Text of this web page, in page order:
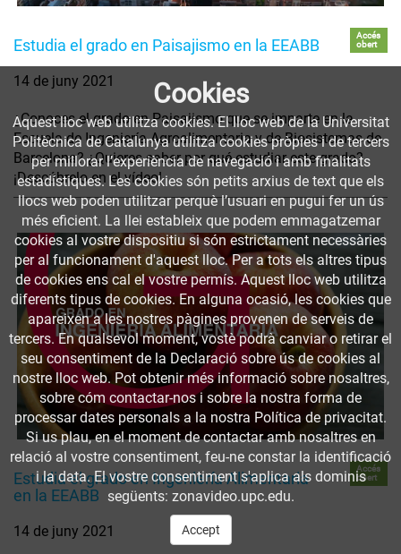
Estudia el grado en Paisajismo en la EEABB
Accés
obert
14 de juny 2021
¿Conoces el grado en Paisajismo que se imparte en la
Escuela de Ingeniería Agroalimentaria y de Biosistemas de
Barcelona? ¿Quieres saber por qué estudiar este grado?
¡Descúbrelo en el vídeo!
Estudia el grado en Ingeniería Alimentaria
en la EEABB
Accés
obert
14 de juny 2021
Cookies
Aquest lloc web utilitza cookies. El lloc web de la Universitat
Politècnica de Catalunya utilitza cookies pròpies i de tercers
per millorar l’experiència de navegació i amb finalitats
estadístiques. Les cookies són petits arxius de text que els
llocs web poden utilitzar perquè l’usuari en pugui fer un ús
més eficient. La llei estableix que podem emmagatzemar
cookies al vostre dispositiu si són estrictament necessàries
per al funcionament d'aquest lloc. Per a tots els altres tipus
de cookies ens cal el vostre permís. Aquest lloc web utilitza
diferents tipus de cookies. En alguna ocasió, les cookies que
apareixen a les nostres pàgines provenen de serveis de
tercers. En qualsevol moment, vostè podrà canviar o retirar el
seu consentiment de la Declaració sobre ús de cookies al
nostre lloc web. Pot obtenir més informació sobre nosaltres,
sobre cóm contactar-nos i sobre la nostra forma de
processar dates personals a la nostra Política de privacitat.
Si us plau, en el moment de contactar amb nosaltres en
relació al vostre consentiment, feu-ne constar la identificació
i la data. El vostre consentiment s'aplica als dominis
següents: zonavideo.upc.edu.
Accept